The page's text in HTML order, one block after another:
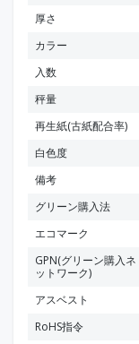
厚さ
カラー
入数
秤量
再生紙(古紙配合率)
白色度
備考
グリーン購入法
エコマーク
GPN(グリーン購入ネ
ットワーク)
アスベスト
RoHS指令